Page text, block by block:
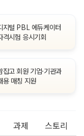
지털 PBL 에듀케이터
격시험 응시기회
잡고 회원 기업·기관과
용 매칭 지원
과제 스토리